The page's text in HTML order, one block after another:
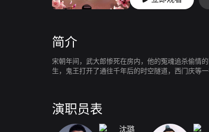
简介
宋朝年间，武大郎惨死在房内，他的冤魂追杀偷情
生，鬼王打开了通往千年后的时空隧道，西门庆等
演职员表